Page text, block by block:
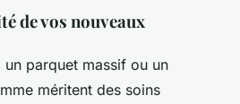
de vos nouveaux
parquet massif ou un
méritent des soins